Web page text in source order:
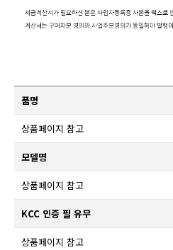
품명
상품페이지 참고
모델명
상품페이지 참고
KCC 인증 필 유무
상품페이지 참고